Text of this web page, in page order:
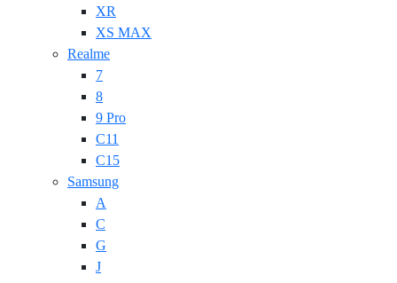
XR
XS MAX
Realme
7
8
9 Pro
C11
C15
Samsung
A
C
G
J